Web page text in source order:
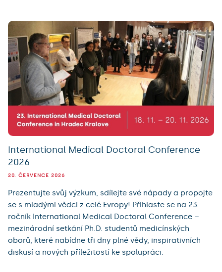
International Medical Doctoral Conference
2026
20. ČERVENCE 2026
Prezentujte svůj výzkum, sdílejte své nápady a propojte
se s mladými vědci z celé Evropy! Přihlaste se na 23.
ročník International Medical Doctoral Conference –
mezinárodní setkání Ph.D. studentů medicínských
oborů, které nabídne tři dny plné vědy, inspirativních
diskusí a nových příležitostí ke spolupráci.